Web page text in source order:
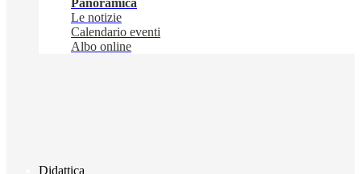
Panoramica
Le notizie
Calendario eventi
Albo online
Didattica